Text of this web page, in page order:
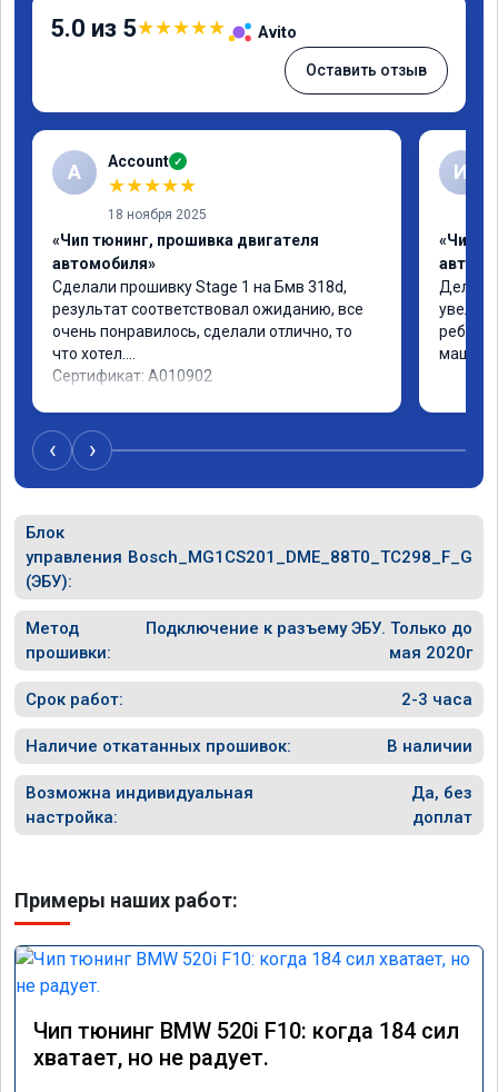
5.0 из 5★★★★★ Avito
Оставить отзыв
A Account ✓
★★★★★
18 ноября 2025
«Чип тюнинг, прошивка двигателя
автомобиля»
Сделали прошивку Stage 1 на Бмв 318d,
результат соответствовал ожиданию, все
очень понравилось, сделали отлично, то
что хотел.
Сертификат: A010902
И
«Чип
Делали
ребята
машина
‹ ›
Блок
управления
(ЭБУ):
Bosch_MG1CS201_DME_88T0_TC298_F_G
Метод
прошивки:
Подключение к разъему ЭБУ. Только до
мая 2020г
Срок работ: 2-3 часа
Наличие откатанных прошивок: В наличии
Возможна индивидуальная
настройка:
Да, без
доплат
Примеры наших работ:
Чип тюнинг BMW 520i F10: когда 184 сил
хватает, но не радует.